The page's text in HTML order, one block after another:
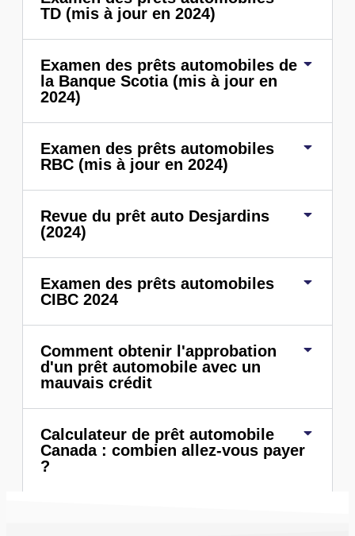
TD (mis à jour en 2024)
Examen des prêts automobiles de
la Banque Scotia (mis à jour en
2024)
Examen des prêts automobiles
RBC (mis à jour en 2024)
Revue du prêt auto Desjardins
(2024)
Examen des prêts automobiles
CIBC 2024
Comment obtenir l'approbation
d'un prêt automobile avec un
mauvais crédit
Calculateur de prêt automobile
Canada : combien allez-vous payer
?